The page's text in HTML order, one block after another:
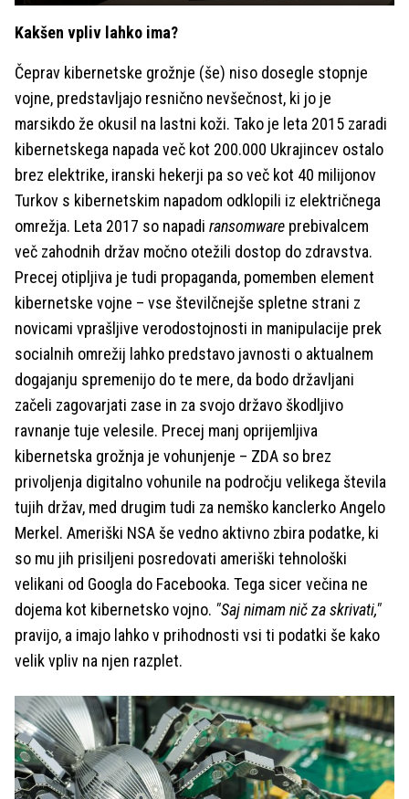
Kakšen vpliv lahko ima?
Čeprav kibernetske grožnje (še) niso dosegle stopnje
vojne, predstavljajo resnično nevšečnost, ki jo je
marsikdo že okusil na lastni koži. Tako je leta 2015 zaradi
kibernetskega napada več kot 200.000 Ukrajincev ostalo
brez elektrike, iranski hekerji pa so več kot 40 milijonov
Turkov s kibernetskim napadom odklopili iz električnega
omrežja. Leta 2017 so napadi ransomware prebivalcem
več zahodnih držav močno otežili dostop do zdravstva.
Precej otipljiva je tudi propaganda, pomemben element
kibernetske vojne – vse številčnejše spletne strani z
novicami vprašljive verodostojnosti in manipulacije prek
socialnih omrežij lahko predstavo javnosti o aktualnem
dogajanju spremenijo do te mere, da bodo državljani
začeli zagovarjati zase in za svojo državo škodljivo
ravnanje tuje velesile. Precej manj oprijemljiva
kibernetska grožnja je vohunjenje – ZDA so brez
privoljenja digitalno vohunile na področju velikega števila
tujih držav, med drugim tudi za nemško kanclerko Angelo
Merkel. Ameriški NSA še vedno aktivno zbira podatke, ki
so mu jih prisiljeni posredovati ameriški tehnološki
velikani od Googla do Facebooka. Tega sicer večina ne
dojema kot kibernetsko vojno. "Saj nimam nič za skrivati,"
pravijo, a imajo lahko v prihodnosti vsi ti podatki še kako
velik vpliv na njen razplet.